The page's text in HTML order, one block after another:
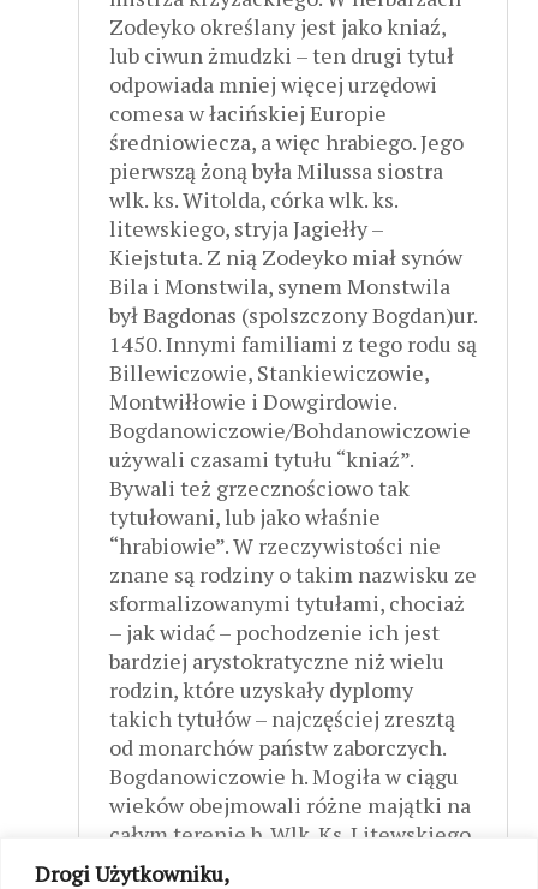
Drogi Użytkowniku,
Zodeyko określany jest jako kniaź,
lub ciwun żmudzki – ten drugi tytuł
odpowiada mniej więcej urzędowi
comesa w łacińskiej Europie
średniowiecza, a więc hrabiego. Jego
pierwszą żoną była Milussa siostra
wlk. ks. Witolda, córka wlk. ks.
litewskiego, stryja Jagiełły –
Kiejstuta. Z nią Zodeyko miał synów
Bila i Monstwila, synem Monstwila
był Bagdonas (spolszczony Bogdan)ur.
1450. Innymi familiami z tego rodu są
Billewiczowie, Stankiewiczowie,
Montwiłłowie i Dowgirdowie.
Bogdanowiczowie/Bohdanowiczowie
używali czasami tytułu “kniaź”.
Bywali też grzecznościowo tak
tytułowani, lub jako właśnie
“hrabiowie”. W rzeczywistości nie
znane są rodziny o takim nazwisku ze
sformalizowanymi tytułami, chociaż
– jak widać – pochodzenie ich jest
bardziej arystokratyczne niż wielu
rodzin, które uzyskały dyplomy
takich tytułów – najczęściej zresztą
od monarchów państw zaborczych.
Bogdanowiczowie h. Mogiła w ciągu
wieków obejmowali różne majątki na
całym terenie b. Wlk. Ks. Litewskiego
– od Kiejdan po Witebsk i od